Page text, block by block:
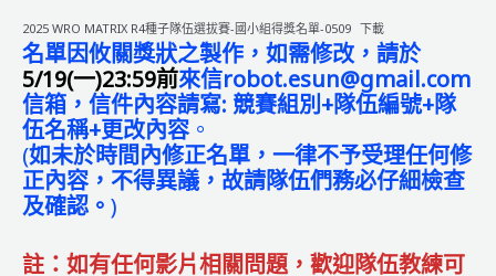
盃
選
拔
賽
2025 WRO MATRIX R4種子隊伍選拔賽-國小組得獎名單-0509 下載
名單因攸關獎狀之製作，如需修改，請於
5/19(一)23:59前來信robot.esun@gmail.com
信箱，信件內容請寫: 競賽組別+隊伍編號+隊
伍名稱+更改內容。
(如未於時間內修正名單，一律不予受理任何修
正內容，不得異議，故請隊伍們務必仔細檢查
及確認。 )
註：如有任何影片相關問題，歡迎隊伍教練可